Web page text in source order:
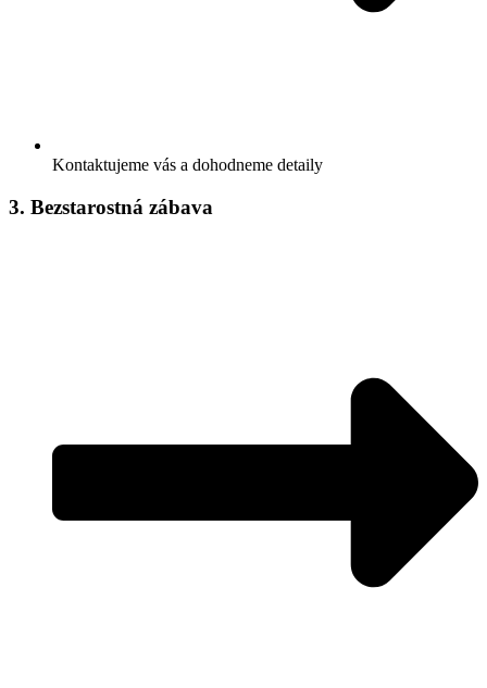
Kontaktujeme vás a dohodneme detaily
3. Bezstarostná zábava